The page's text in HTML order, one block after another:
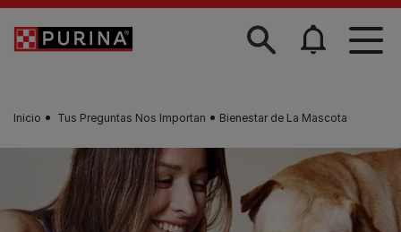
Skip to main content
Inicio Tus Preguntas Nos Importan Bienestar de La Mascota